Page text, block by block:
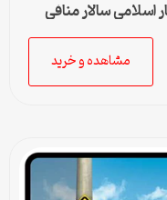
اسلامی سالار منافی
مشاهده و خرید